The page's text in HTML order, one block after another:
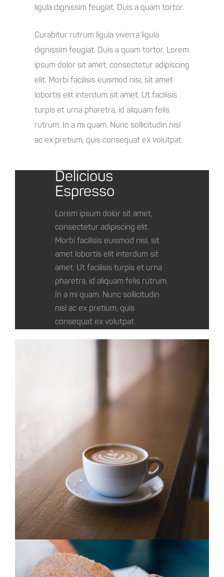
ligula dignissim feugiat. Duis a quam tortor.
Curabitur rutrum ligula viverra ligula
dignissim feugiat. Duis a quam tortor. Lorem
ipsum dolor sit amet, consectetur adipiscing
elit. Morbi facilisis euismod nisi, sit amet
lobortis elit interdum sit amet. Ut facilisis
turpis et urna pharetra, id aliquam felis
rutrum. In a mi quam. Nunc sollicitudin nisl
ac ex pretium, quis consequat ex volutpat.
Delicious
Espresso
Lorem ipsum dolor sit amet,
consectetur adipiscing elit.
Morbi facilisis euismod nisi, sit
amet lobortis elit interdum sit
amet. Ut facilisis turpis et urna
pharetra, id aliquam felis rutrum.
In a mi quam. Nunc sollicitudin
nisl ac ex pretium, quis
consequat ex volutpat.